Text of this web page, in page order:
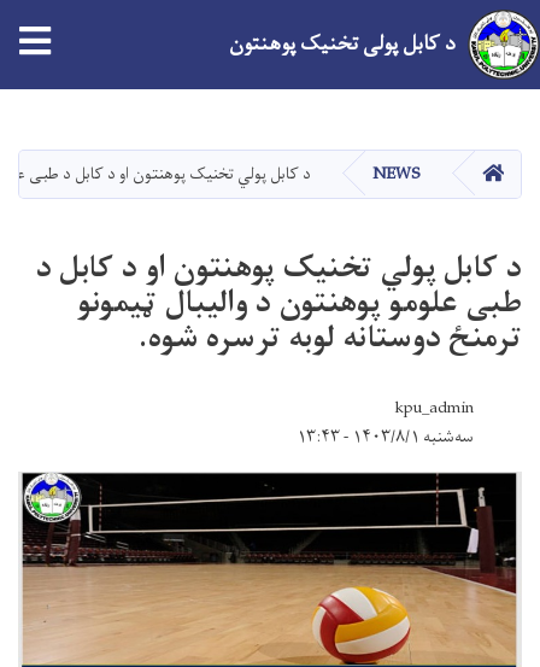
دانګل
د کابل پولی تخنیک پوهنتون
کور NEWS د کابل پولي تخنیک پوهنتون او د کابل د طبی
د کابل پولي تخنیک پوهنتون او د کابل د
طبی علومو پوهنتون د والیبال ټیمونو
ترمنځ دوستانه لوبه ترسره شوه.
kpu_admin
سه‌شنبه ۱۴۰۳/۸/۱ - ۱۳:۴۳